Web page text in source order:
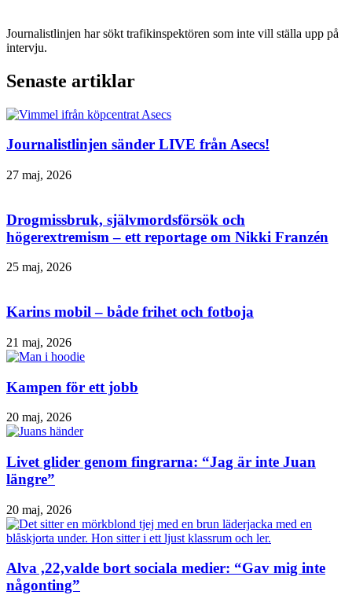
Journalistlinjen har sökt trafikinspektören som inte vill ställa upp på
intervju.
Senaste artiklar
Journalistlinjen sänder LIVE från Asecs!
27 maj, 2026
Drogmissbruk, självmordsförsök och
högerextremism – ett reportage om Nikki Franzén
25 maj, 2026
Karins mobil – både frihet och fotboja
21 maj, 2026
Kampen för ett jobb
20 maj, 2026
Livet glider genom fingrarna: “Jag är inte Juan
längre”
20 maj, 2026
Alva ,22,valde bort sociala medier: “Gav mig inte
någonting”